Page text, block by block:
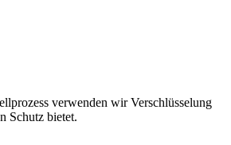
verwenden wir Verschlüsselung
Schutz bietet.